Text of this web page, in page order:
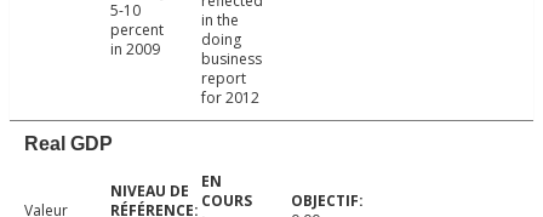
5-10
percent
in 2009
in the
doing
business
report
for 2012
Real GDP
Valeur